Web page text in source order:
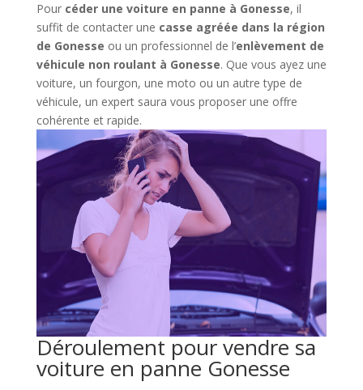
Pour céder une voiture en panne à Gonesse, il
suffit de contacter une casse agréée dans la région
de Gonesse ou un professionnel de l’enlèvement de
véhicule non roulant à Gonesse. Que vous ayez une
voiture, un fourgon, une moto ou un autre type de
véhicule, un expert saura vous proposer une offre
cohérente et rapide.
Déroulement pour vendre sa
voiture en panne Gonesse